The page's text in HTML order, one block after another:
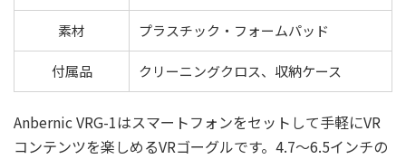
素材 プラスチック・フォームパッド
付属品 クリーニングクロス、収納ケース
Anbernic VRG-1はスマートフォンをセットして手軽にVR
コンテンツを楽しめるVRゴーグルです。4.7～6.5インチの